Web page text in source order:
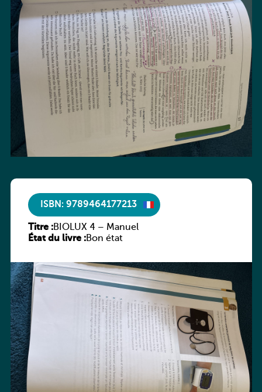
ISBN: 9789464177213
Titre :BIOLUX 4 – Manuel
État du livre :Bon état